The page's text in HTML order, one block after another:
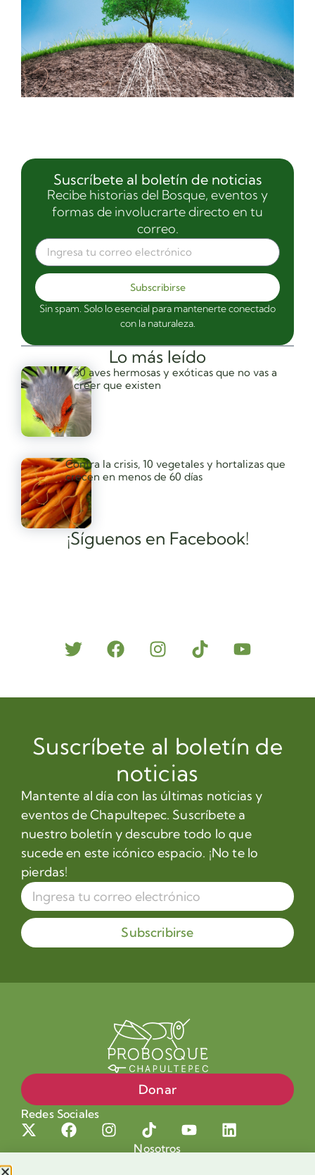
¡Síguenos en Facebook!
Lo más leído
30 aves hermosas y exóticas que no vas a
creer que existen
Contra la crisis, 10 vegetales y hortalizas que
crecen en menos de 60 días
Suscríbete al boletín de noticias
Recibe historias del Bosque, eventos y
formas de involucrarte directo en tu
correo.
Subscribirse
Sin spam. Solo lo esencial para mantenerte conectado
con la naturaleza.
Suscríbete al boletín de
noticias
Mantente al día con las últimas noticias y
eventos de Chapultepec. Suscríbete a
nuestro boletín y descubre todo lo que
sucede en este icónico espacio. ¡No te lo
pierdas!
Subscribirse
Donar
Redes Sociales
Nosotros